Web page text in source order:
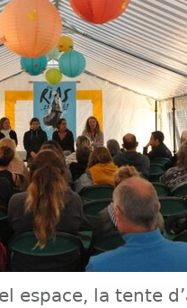
espace, la tente